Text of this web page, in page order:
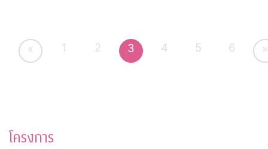
« 1 2 3 4 5 6 »
โครงการ